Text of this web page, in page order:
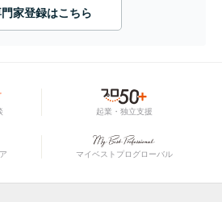
家登録はこちら
起業・独立支援
マイベストプログローバル